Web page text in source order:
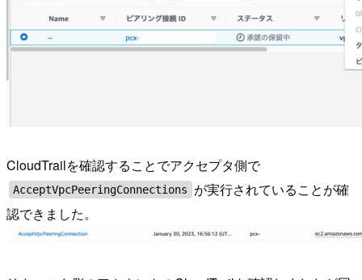
CloudTrailを確認することでアクセプタ側で
AcceptVpcPeeringConnections
が実行されていることが確
認できました。